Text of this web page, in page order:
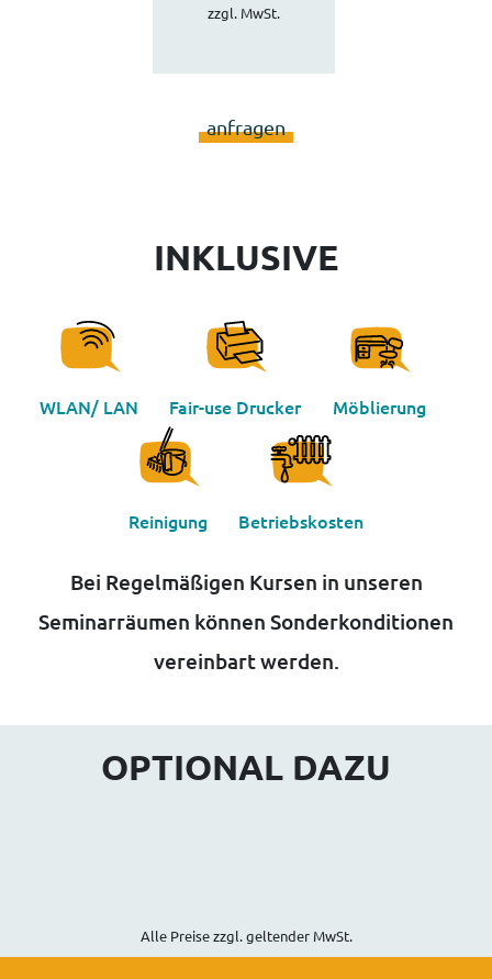
zzgl. MwSt.
anfragen
INKLUSIVE
WLAN/ LAN Fair-use Drucker Möblierung
Reinigung Betriebskosten
Bei Regelmäßigen Kursen in unseren
Seminarräumen können Sonderkonditionen
vereinbart werden.
OPTIONAL DAZU
Alle Preise zzgl. geltender MwSt.